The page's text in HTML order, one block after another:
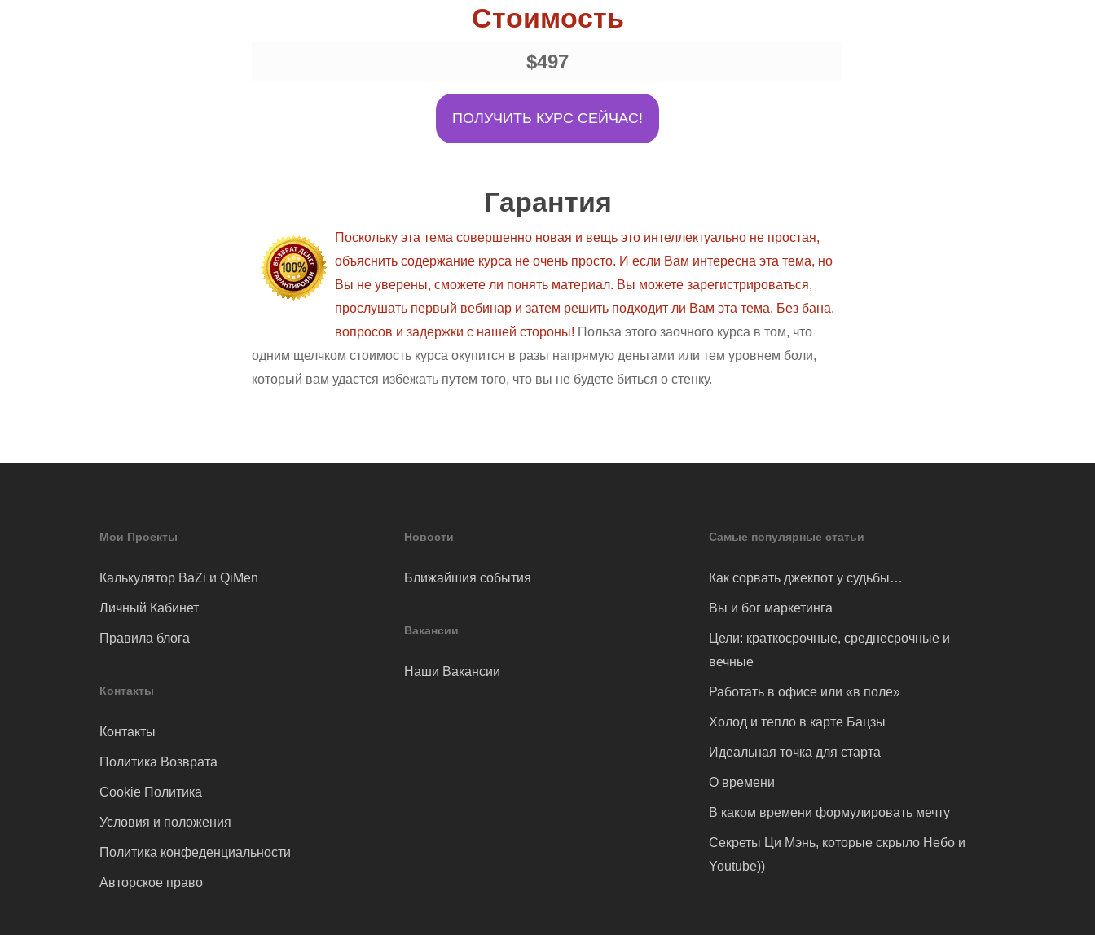
Стоимость
$497
ПОЛУЧИТЬ КУРС СЕЙЧАС!
Гарантия
Поскольку эта тема совершенно новая и вещь это интеллектуально не простая,
объяснить содержание курса не очень просто. И если Вам интересна эта тема, но
Вы не уверены, сможете ли понять материал. Вы можете зарегистрироваться,
прослушать первый вебинар и затем решить подходит ли Вам эта тема. Без бана,
вопросов и задержки с нашей стороны! Польза этого заочного курса в том, что
одним щелчком стоимость курса окупится в разы напрямую деньгами или тем уровнем боли,
который вам удастся избежать путем того, что вы не будете биться о стенку.
Мои Проекты
Калькулятор BaZi и QiMen
Личный Кабинет
Правила блога
Контакты
Контакты
Политика Возврата
Cookie Политика
Условия и положения
Политика конфеденциальности
Авторское право
Новости
Ближайшия события
Вакансии
Наши Вакансии
Самые популярные статьи
Как сорвать джекпот у судьбы…
Вы и бог маркетинга
Цели: краткосрочные, среднесрочные и
вечные
Работать в офисе или «в поле»
Холод и тепло в карте Бацзы
Идеальная точка для старта
О времени
В каком времени формулировать мечту
Секреты Ци Мэнь, которые скрыло Небо и
Youtube))